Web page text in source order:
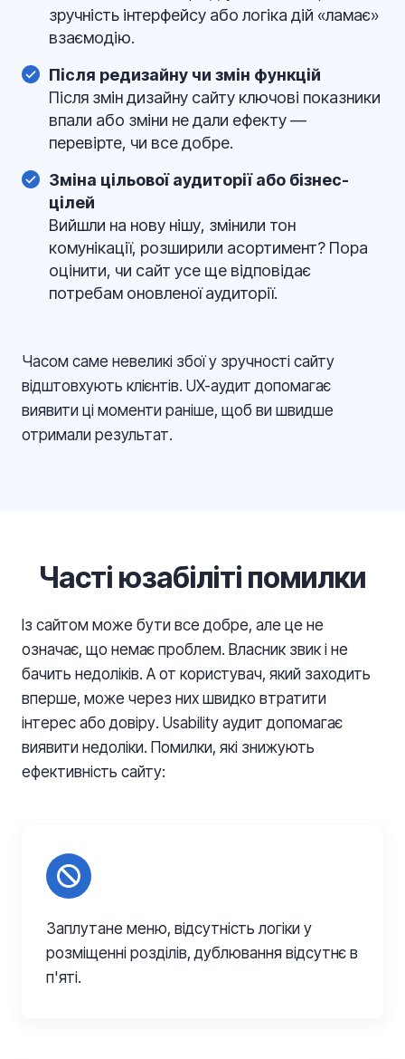
зручність інтерфейсу або логіка дій «ламає»
взаємодію.
Після редизайну чи змін функцій
Після змін дизайну сайту ключові показники
впали або зміни не дали ефекту —
перевірте, чи все добре.
Зміна цільової аудиторії або бізнес-
цілей
Вийшли на нову нішу, змінили тон
комунікації, розширили асортимент? Пора
оцінити, чи сайт усе ще відповідає
потребам оновленої аудиторії.
Часом саме невеликі збої у зручності сайту
відштовхують клієнтів. UX-аудит допомагає
виявити ці моменти раніше, щоб ви швидше
отримали результат.
Часті юзабіліті помилки
Із сайтом може бути все добре, але це не
означає, що немає проблем. Власник звик і не
бачить недоліків. А от користувач, який заходить
вперше, може через них швидко втратити
інтерес або довіру. Usability аудит допомагає
виявити недоліки. Помилки, які знижують
ефективність сайту:
Заплутане меню, відсутність логіки у
розміщенні розділів, дублювання відсутнє в
п'яті.